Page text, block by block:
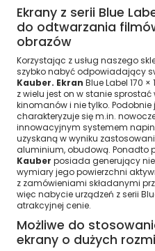
Ekrany z serii Blue
do odtwarzania
obrazów
Korzystając z usług naszego
szybko nabyć odpowiadający
Kauber. Ekran Blue Label 170 ×
z wielu jest on w stanie
kinomanów i nie tylko. Podobnie
charakteryzuje się m.in.
innowacyjnym systemem
uzyskaną w wyniku
aluminium, obudową. Ponadto
Kauber posiada generujący
wymiary jego powierzchni
z zamówieniami składanymi
więc nabycie urządzeń z serii
atrakcyjnej cenie.
Możliwe do
ekrany o dużych